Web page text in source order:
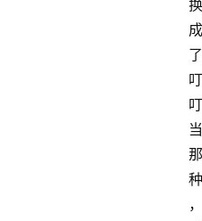
换
成
了
叮
叮
当
那
种
，